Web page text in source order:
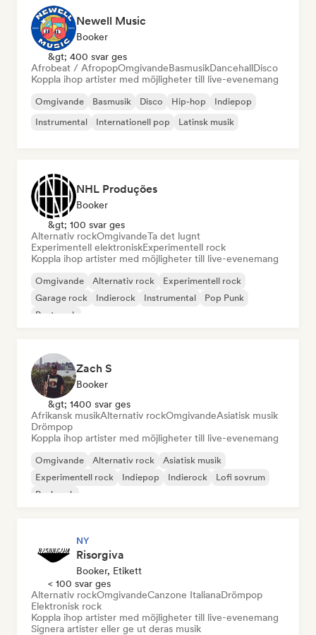
Newell Music
Booker
&gt; 400 svar ges
Afrobeat / AfropopOmgivandeBasmusikDancehallDisco
Koppla ihop artister med möjligheter till live-evenemang
Omgivande Basmusik Disco Hip-hop
Indiepop
Instrumental
Internationell pop Latinsk musik
NHL Produções
Booker
&gt; 100 svar ges
Alternativ rockOmgivandeTa det lugnt
Experimentell elektroniskExperimentell rock
Koppla ihop artister med möjligheter till live-evenemang
Omgivande Alternativ rock
Experimentell rock
Garage rock
Indierock Instrumental
Pop Punk
Post punk
Zach S
Booker
&gt; 1400 svar ges
Afrikansk musikAlternativ rockOmgivandeAsiatisk musik
Drömpop
Koppla ihop artister med möjligheter till live-evenemang
Omgivande Alternativ rock
Asiatisk musik
Experimentell rock
Indiepop Indierock
Lofi sovrum
Punkrock
NY
Risorgiva
Booker, Etikett
< 100 svar ges
Alternativ rockOmgivandeCanzone ItalianaDrömpop
Elektronisk rock
Koppla ihop artister med möjligheter till live-evenemang
Signera artister eller ge ut deras musik